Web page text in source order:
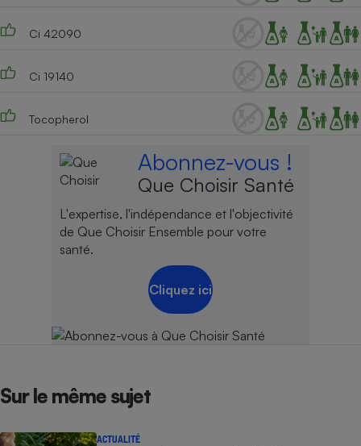
Ci 42090
Ci 19140
Tocopherol
Abonnez-vous !
Que Choisir Santé
L'expertise, l'indépendance et l'objectivité
de Que Choisir Ensemble pour votre
santé.
Cliquez ici
Sur le même sujet
ACTUALITÉ